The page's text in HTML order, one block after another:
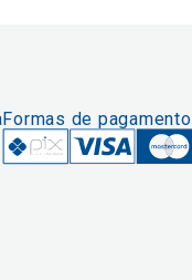
Formas de pagamento